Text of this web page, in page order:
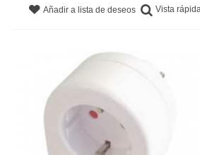
Añadir a lista de deseos Vista